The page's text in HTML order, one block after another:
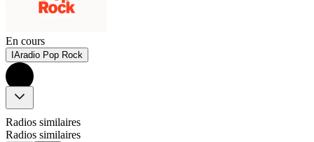
En cours
IAradio Pop Rock
Radios similaires
Radios similaires